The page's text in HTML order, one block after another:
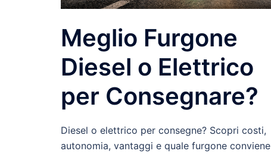
Meglio Furgone
Diesel o Elettrico
per Consegnare?
Diesel o elettrico per consegne? Scopri costi,
autonomia, vantaggi e quale furgone conviene